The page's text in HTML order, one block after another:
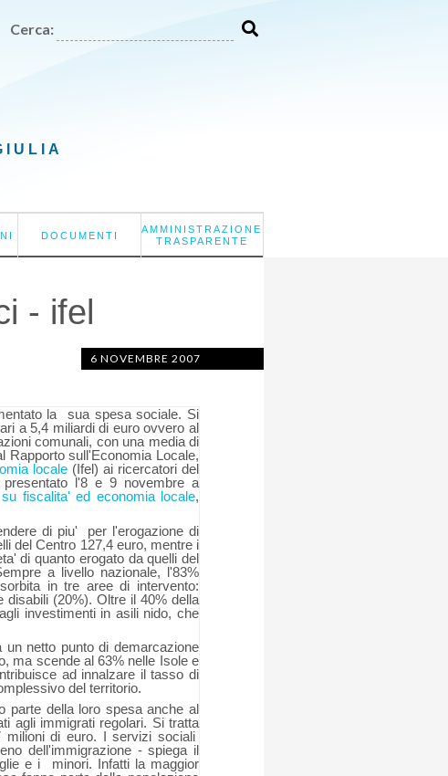
Cerca:
DOCUMENTI
AMMINISTRAZIONE
TRASPARENTE
- ifel
6 NOVEMBRE 2007
la
sua spesa sociale. Si
a 5,4 miliardi di euro ovvero al
comunali, con una media di
Rapporto sull'Economia Locale,
locale (Ifel) ai ricercatori del
presentato l'8 e 9 novembre a
fiscalita' ed economia locale,
di piu'
per l'erogazione di
del Centro 127,4 euro, mentre i
di quanto erogato da quelli del
a livello nazionale, l'83%
in tre aree di intervento:
(20%). Oltre il 40% della
investimenti in asili nido, che
netto punto di demarcazione
ma scende al 63% nelle Isole e
ad innalzare il tasso di
del territorio.
parte della loro spesa anche al
agli immigrati regolari. Si tratta
milioni di euro. I servizi sociali
dell'immigrazione - spiega il
e i
minori. Infatti la maggior